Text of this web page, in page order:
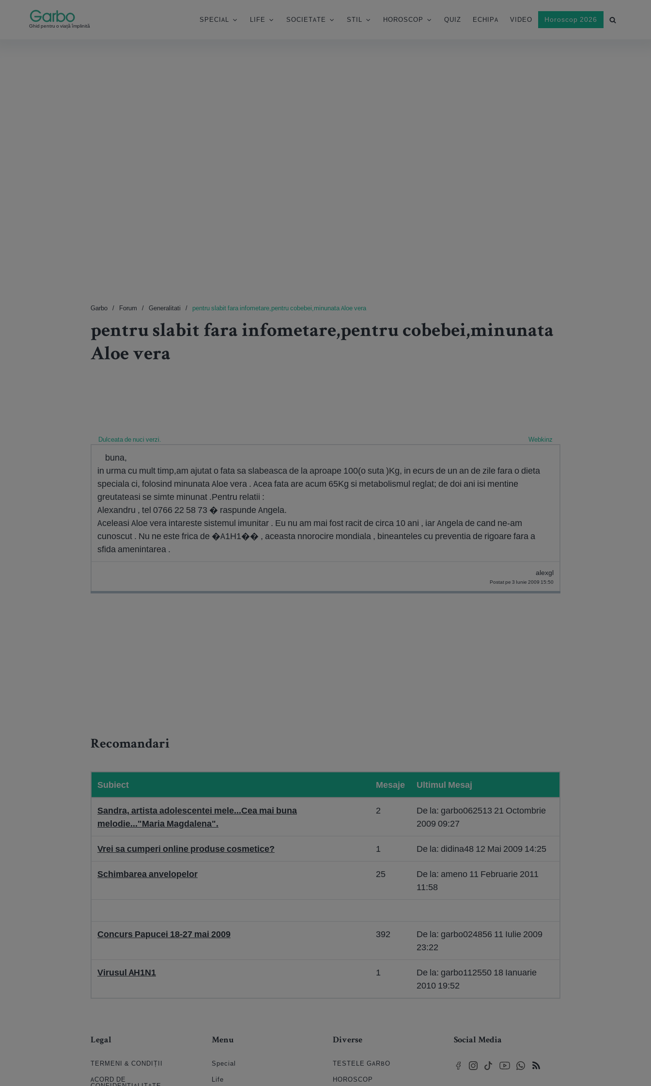
Ghid pentru o viață împlinită
SPECIAL LIFE SOCIETATE STIL HOROSCOP QUIZ ECHIPA VIDEO Horoscop 2026
Garbo Forum Generalitati pentru slabit fara infometare,pentru cobebei,minunata Aloe vera
pentru slabit fara infometare,pentru cobebei,minunata
Aloe vera
Dulceata de nuci verzi. Webkinz
buna,
in urma cu mult timp,am ajutat o fata sa slabeasca de la aproape 100(o suta )Kg, in ecurs de un an de zile fara o dieta
speciala ci, folosind minunata Aloe vera . Acea fata are acum 65Kg si metabolismul reglat; de doi ani isi mentine
greutateasi se simte minunat .Pentru relatii :
Alexandru , tel 0766 22 58 73 � raspunde Angela.
Aceleasi Aloe vera intareste sistemul imunitar . Eu nu am mai fost racit de circa 10 ani , iar Angela de cand ne-am
cunoscut . Nu ne este frica de �A1H1�� , aceasta nnorocire mondiala , bineanteles cu preventia de rigoare fara a
sfida amenintarea .
alexgl
Postat pe 3 Iunie 2009 15:50
Recomandari
Subiect Mesaje Ultimul Mesaj
Sandra, artista adolescentei mele...Cea mai buna
melodie..."Maria Magdalena".
2
De la: garbo062513 21 Octombrie
2009 09:27
Vrei sa cumperi online produse cosmetice? 1 De la: didina48 12 Mai 2009 14:25
Schimbarea anvelopelor 25
De la: ameno 11 Februarie 2011
11:58
Concurs Papucei 18-27 mai 2009 392
De la: garbo024856 11 Iulie 2009
23:22
Virusul AH1N1 1
De la: garbo112550 18 Ianuarie
2010 19:52
Legal
TERMENI & CONDIȚII
ACORD DE
Menu
Special
Life
Diverse
TESTELE GARBO
HOROSCOP
Social Media